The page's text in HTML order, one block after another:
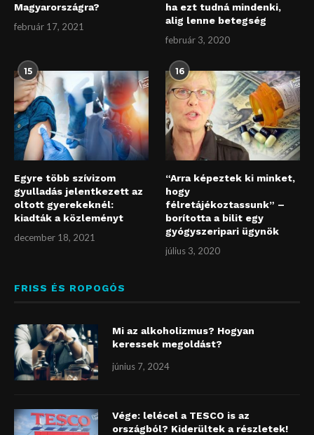
Magyarországra?
február 17, 2021
ha ezt tudná mindenki,
alig lenne betegség
február 3, 2020
15
Egyre több szívizom
gyulladás jelentkezett az
oltott gyerekeknél:
kiadták a közleményt
december 18, 2021
16
“Arra képeztek ki minket,
hogy
félretájékoztassunk” –
borította a bilit egy
gyógyszeripari ügynök
július 3, 2020
FRISS ÉS ROPOGÓS
Mi az alkoholizmus? Hogyan
keressek megoldást?
június 7, 2024
Vége: lelécel a TESCO is az
országból? Kiderültek a részletek!